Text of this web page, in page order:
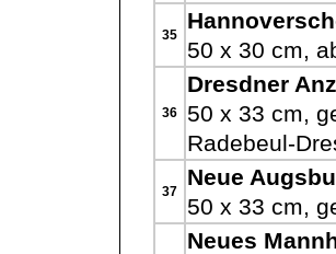
35
50 x 30 cm,
36
Dresdner
50 x 33 cm,
Radebeul-
37
Neue
50 x 33 cm,
Neues